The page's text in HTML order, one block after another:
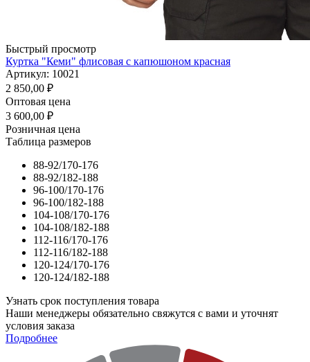
Быстрый просмотр
Куртка "Кеми" флисовая с капюшоном красная
Артикул: 10021
2 850,00 ₽
Оптовая цена
3 600,00 ₽
Розничная цена
Таблица размеров
88-92/170-176
88-92/182-188
96-100/170-176
96-100/182-188
104-108/170-176
104-108/182-188
112-116/170-176
112-116/182-188
120-124/170-176
120-124/182-188
Узнать срок поступления товара
Наши менеджеры обязательно свяжутся с вами и уточнят
условия заказа
Подробнее